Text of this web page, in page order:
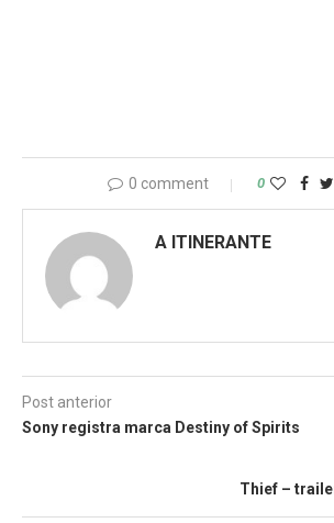
0 comment 0
A ITINERANTE
Post anterior
Sony registra marca Destiny of Spirits
Thief –